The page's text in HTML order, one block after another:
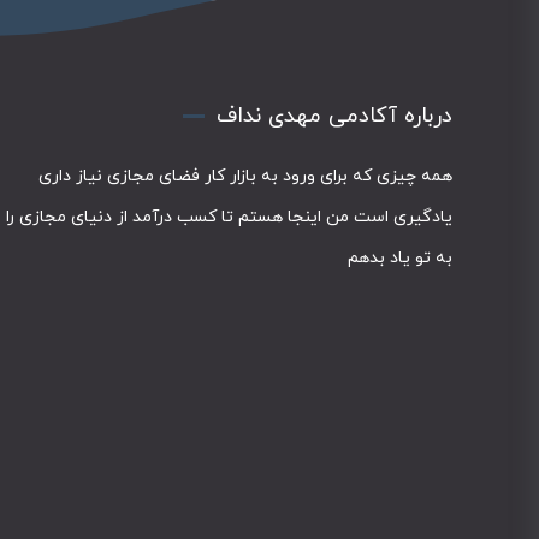
درباره آکادمی مهدی نداف
همه چیزی که برای ورود به بازار کار فضای مجازی نیاز داری
یادگیری است من اینجا هستم تا کسب درآمد از دنیای مجازی را
به تو یاد بدهم